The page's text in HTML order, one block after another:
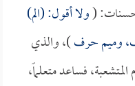
حسنات: (ولا أقول: (الم)
وميم حرف)، والذي
فساعد متعلماً،